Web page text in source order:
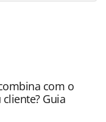
agencias-de-
agentes-com-
as ferramentas
produzido pela
brasileira
conteúdo sem
com o
Guia